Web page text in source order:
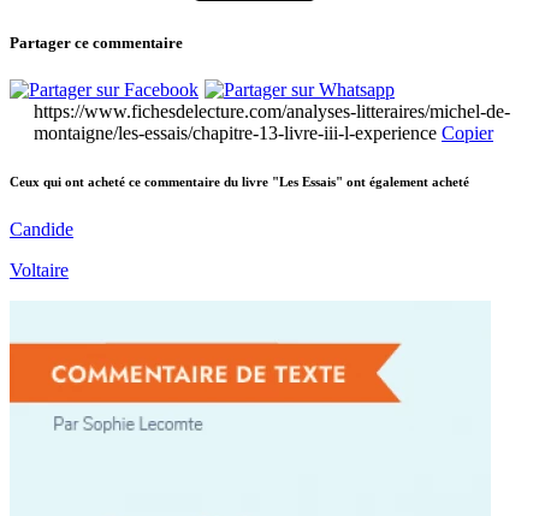
Partager ce commentaire
https://www.fichesdelecture.com/analyses-litteraires/michel-de-
montaigne/les-essais/chapitre-13-livre-iii-l-experience Copier
Ceux qui ont acheté ce commentaire du livre "Les Essais" ont également acheté
Candide
Voltaire